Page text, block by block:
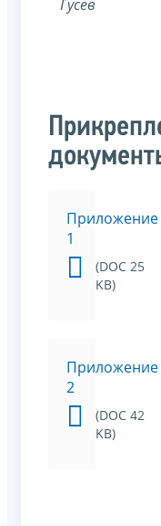
Гусев
Приложение
1
(DOC 25
KB)
Приложение
2
(DOC 42
KB)